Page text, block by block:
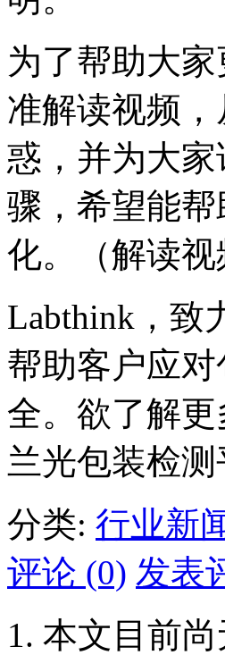
为了帮助大
准解读视频
惑，并为大
骤，希望能帮
化。（解读
Labthink，致
帮助客户应
全。欲了解
兰光包装检测
分类: 行业新
评论 (0) 发表
本文目前